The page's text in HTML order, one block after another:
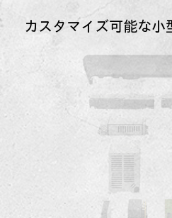
カスタマイズ可能な小